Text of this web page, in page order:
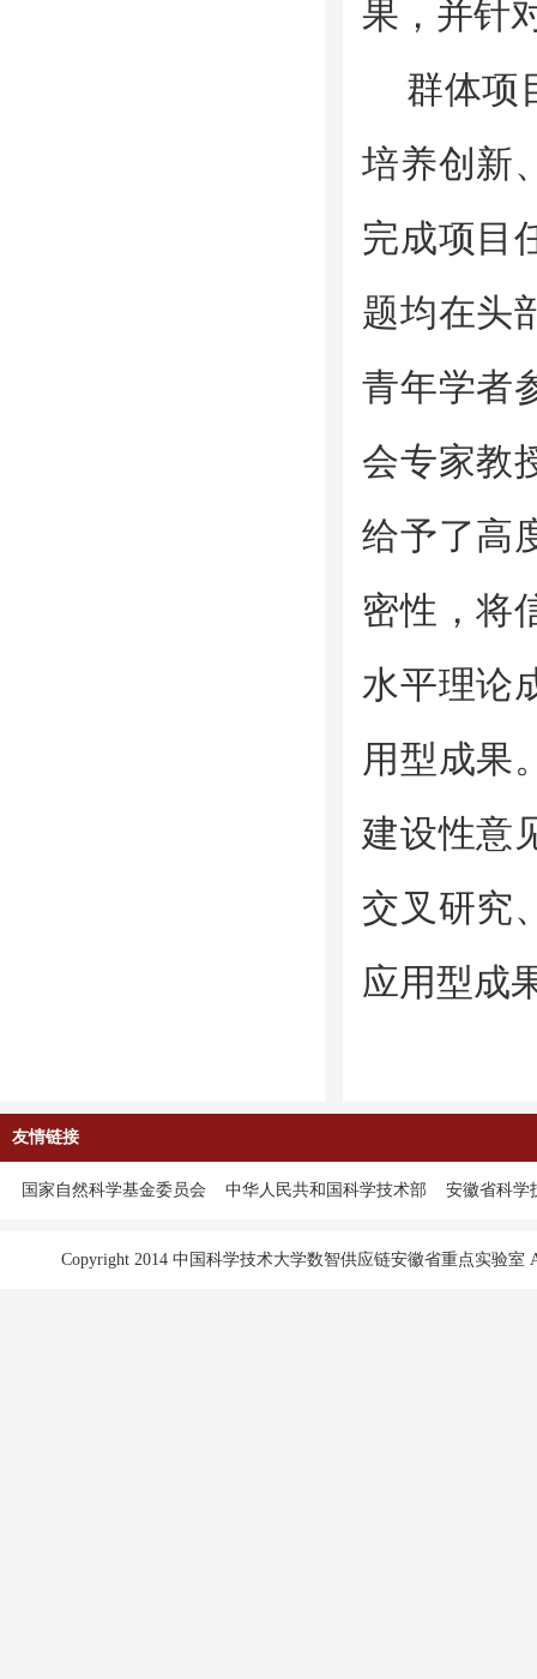
果，并针
群体项
培养创新
完成项目
题均在头
青年学者
会专家教
给予了高
密性，将
水平理论
用型成果
建设性意
交叉研究
应用型成
友情链接
国家自然科学基金委员会 中华人民共和国科学技术部 安徽省科学
Copyright 2014 中国科学技术大学数智供应链安徽省重点实验室